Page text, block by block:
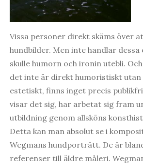
Vissa personer direkt skäms över
hundbilder. Men inte handlar dessa
skulle humorn och ironin utebli.
det inte är direkt humoristiskt utan
estetiskt, finns inget precis
visar det sig, har arbetat sig fram
utbildning genom allsköns
Detta kan man absolut se i
Wegmans hundporträtt. De är
referenser till äldre måleri.